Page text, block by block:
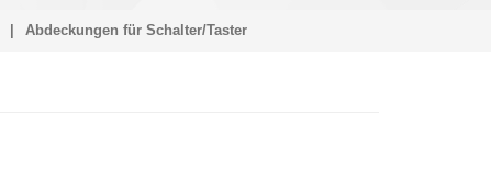
Abdeckungen für Schalter/Taster